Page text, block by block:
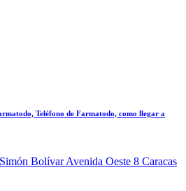
Teléfono de Farmatodo, como llegar a
Bolívar Avenida Oeste 8 Caracas